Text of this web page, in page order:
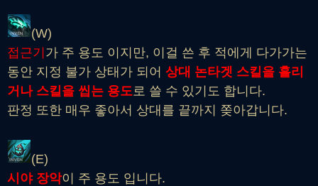
(W)
접근기 가 주 용도 이지만, 이걸 쓴 후 적에게 다가가는
동안 지정 불가 상태가 되어 상대 논타겟 스킬을 흘리
거나 스킬을 씹는 용도로 쓸 수 있기도 합니다.
판정 또한 매우 좋아서 상대를 끝까지 쫒아갑니다.
(E)
시야 장악이 주 용도 입니다.